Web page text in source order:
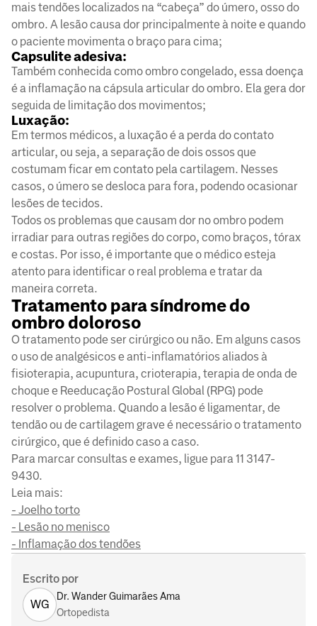
mais tendões localizados na “cabeça” do úmero, osso do
ombro. A lesão causa dor principalmente à noite e quando
o paciente movimenta o braço para cima;
Capsulite adesiva:
Também conhecida como ombro congelado, essa doença
é a inflamação na cápsula articular do ombro. Ela gera dor
seguida de limitação dos movimentos;
Luxação:
Em termos médicos, a luxação é a perda do contato
articular, ou seja, a separação de dois ossos que
costumam ficar em contato pela cartilagem. Nesses
casos, o úmero se desloca para fora, podendo ocasionar
lesões de tecidos.
Todos os problemas que causam dor no ombro podem
irradiar para outras regiões do corpo, como braços, tórax
e costas. Por isso, é importante que o médico esteja
atento para identificar o real problema e tratar da
maneira correta.
Tratamento para síndrome do
ombro doloroso
O tratamento pode ser cirúrgico ou não. Em alguns casos
o uso de analgésicos e anti-inflamatórios aliados à
fisioterapia, acupuntura, crioterapia, terapia de onda de
choque e Reeducação Postural Global (RPG) pode
resolver o problema. Quando a lesão é ligamentar, de
tendão ou de cartilagem grave é necessário o tratamento
cirúrgico, que é definido caso a caso.
Para marcar consultas e exames, ligue para 11 3147-
9430.
Leia mais:
- Joelho torto
- Lesão no menisco
- Inflamação dos tendões
Escrito por
WG
Dr. Wander Guimarães Ama
Ortopedista